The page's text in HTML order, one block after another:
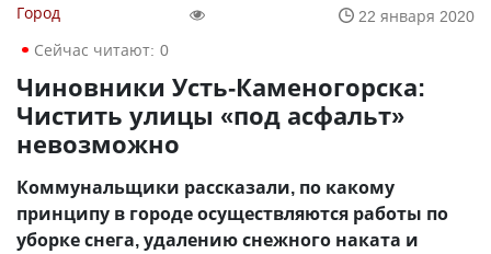
Город
22 января 2020
Сейчас читают: 0
Чиновники Усть-Каменогорска:
Чистить улицы «под асфальт»
невозможно
Коммунальщики рассказали, по какому
принципу в городе осуществляются работы по
уборке снега, удалению снежного наката и